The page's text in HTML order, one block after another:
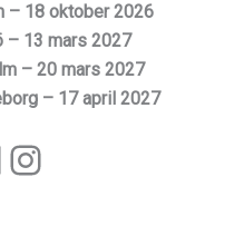
– 18 oktober 2026
– 13 mars 2027
– 20 mars 2027
– 17 april 2027
Instagram